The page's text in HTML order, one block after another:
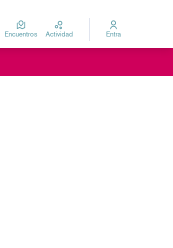
Encuentros Actividad Entra